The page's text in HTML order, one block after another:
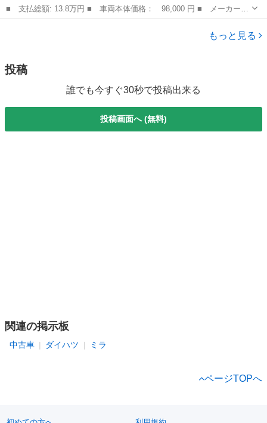
■ 支払総額: 13.8万円 ■ 車両本体価格： 98,000 円 ■ メーカー
名： ダイハツ ■ 車種名： ミラ ■ グレード名： Ｘ ナビ ■
排気量： 660cc ■ ドア枚数： 5D ■ ミッション： CVT ■ ...
もっと見る
投稿
誰でも今すぐ30秒で投稿出来る
投稿画面へ (無料)
関連の掲示板
中古車 ダイハツ ミラ
ページTOPへ